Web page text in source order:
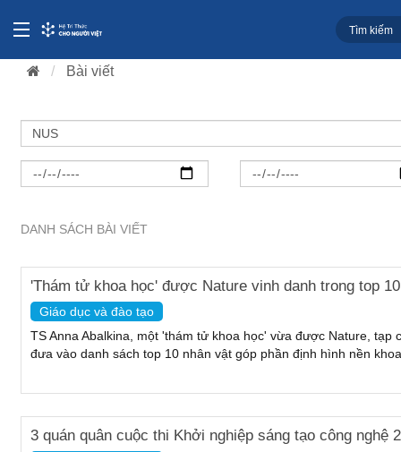
Bài viết
DANH SÁCH BÀI VIẾT
'Thám tử khoa học' được Nature vinh danh trong top
Giáo dục và đào tạo
TS Anna Abalkina, một 'thám tử khoa học' vừa được Nature, tạp
đưa vào danh sách top 10 nhân vật góp phần định hình nền
3 quán quân cuộc thi Khởi nghiệp sáng tạo công nghệ